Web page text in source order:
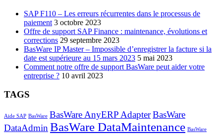
SAP F110 – Les erreurs récurrentes dans le processus de
paiement 3 octobre 2023
Offre de support SAP Finance : maintenance, évolutions et
corrections 29 septembre 2023
BasWare IP Master – Impossible d’enregistrer la facture si la
date est supérieure au 15 mars 2023 5 mai 2023
Comment notre offre de support BasWare peut aider votre
entreprise ? 10 avril 2023
TAGS
Aide SAP BasWare BasWare AnyERP AdapterBasWare
DataAdmin BasWare DataMaintenance BasWare